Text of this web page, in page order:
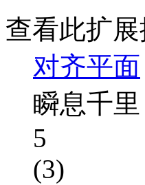
查看此扩
对齐平面
瞬息千里
5
(3)